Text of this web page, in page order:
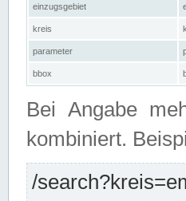
einzugsgebiet
kreis
parameter
bbox
Bei Angabe
kombiniert.
/